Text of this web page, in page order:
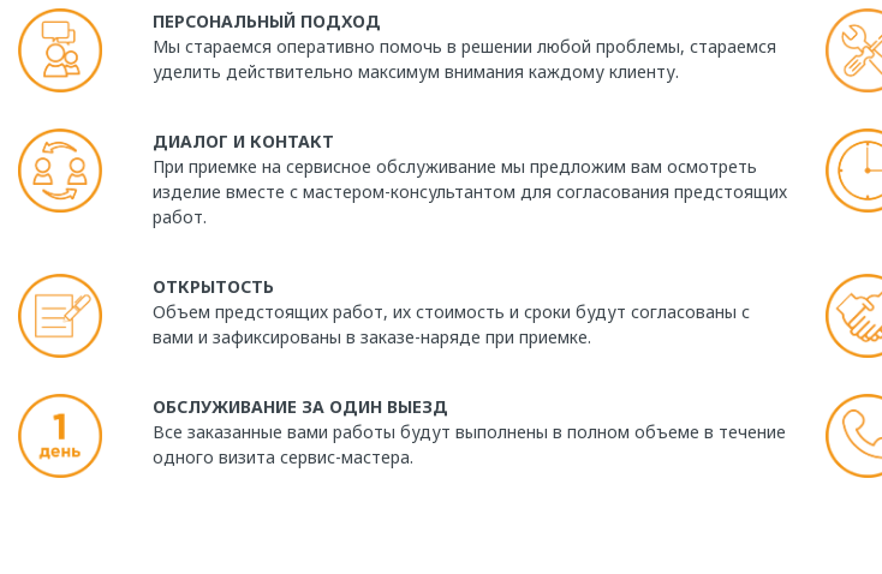
ограниченными
возможностями
ПЕРСОНАЛЬНЫЙ ПОДХОД
Мы стараемся оперативно помочь в решении любой проблемы, стараемся
уделить действительно максимум внимания каждому клиенту.
ДИАЛОГ И КОНТАКТ
При приемке на сервисное обслуживание мы предложим вам осмотреть
изделие вместе с мастером-консультантом для согласования предстоящих
работ.
ОТКРЫТОСТЬ
Объем предстоящих работ, их стоимость и сроки будут согласованы с
вами и зафиксированы в заказе-наряде при приемке.
ОБСЛУЖИВАНИЕ ЗА ОДИН ВЫЕЗД
Все заказанные вами работы будут выполнены в полном объеме в течение
одного визита сервис-мастера.